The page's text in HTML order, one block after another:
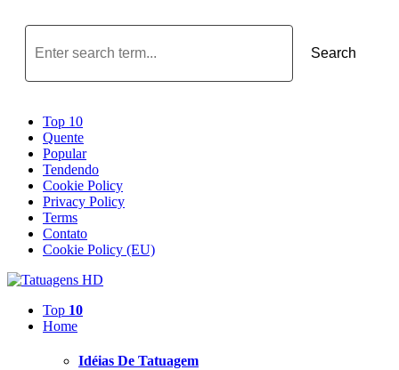
Search
Top 10
Quente
Popular
Tendendo
Cookie Policy
Privacy Policy
Terms
Contato
Cookie Policy (EU)
Top 10
Home
Idéias De Tatuagem